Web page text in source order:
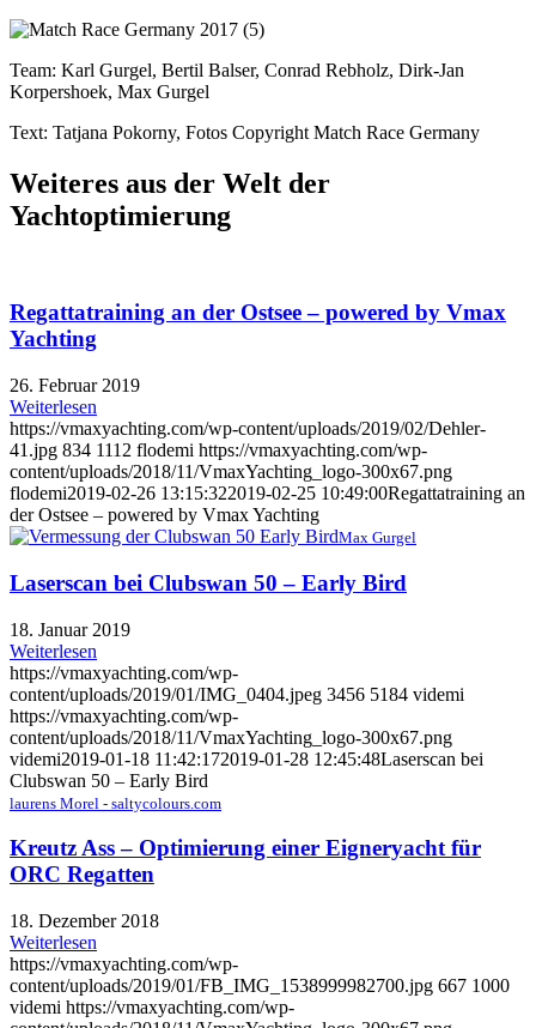
Team: Karl Gurgel, Bertil Balser, Conrad Rebholz, Dirk-Jan
Korpershoek, Max Gurgel
Text: Tatjana Pokorny, Fotos Copyright Match Race Germany
Weiteres aus der Welt der
Yachtoptimierung
Regattatraining an der Ostsee – powered by Vmax
Yachting
26. Februar 2019
Weiterlesen
https://vmaxyachting.com/wp-content/uploads/2019/02/Dehler-
41.jpg 834 1112 flodemi https://vmaxyachting.com/wp-
content/uploads/2018/11/VmaxYachting_logo-300x67.png
flodemi2019-02-26 13:15:322019-02-25 10:49:00Regattatraining an
der Ostsee – powered by Vmax Yachting
Max Gurgel
Laserscan bei Clubswan 50 – Early Bird
18. Januar 2019
Weiterlesen
https://vmaxyachting.com/wp-
content/uploads/2019/01/IMG_0404.jpeg 3456 5184 videmi
https://vmaxyachting.com/wp-
content/uploads/2018/11/VmaxYachting_logo-300x67.png
videmi2019-01-18 11:42:172019-01-28 12:45:48Laserscan bei
Clubswan 50 – Early Bird
laurens Morel - saltycolours.com
Kreutz Ass – Optimierung einer Eigneryacht für
ORC Regatten
18. Dezember 2018
Weiterlesen
https://vmaxyachting.com/wp-
content/uploads/2019/01/FB_IMG_1538999982700.jpg 667 1000
videmi https://vmaxyachting.com/wp-